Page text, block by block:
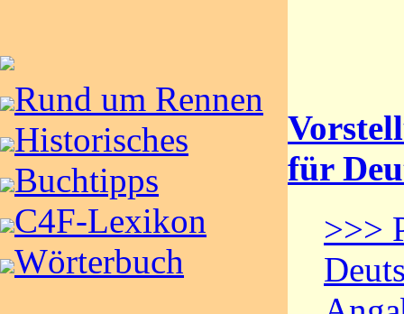
Rund um Rennen
Historisches
Buchtipps
C4F-Lexikon
Wörterbuch
für
>>>